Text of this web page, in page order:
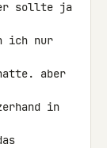
sollte ja
ich nur
aber
in